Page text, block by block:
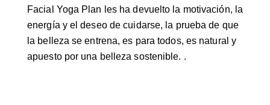
Facial Yoga Plan les ha devuelto la motivación, la
energía y el deseo de cuidarse, la prueba de que
la belleza se entrena, es para todos, es natural y
apuesto por una belleza sostenible. .